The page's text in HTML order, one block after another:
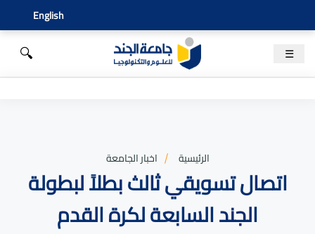
English
☰
🔍
الرئيسية اخبار الجامعة
اتصال تسويقي ثالث بطلاً لبطولة
الجند السابعة لكرة القدم